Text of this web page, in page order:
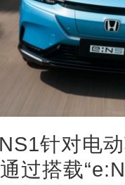
针对电
过搭载